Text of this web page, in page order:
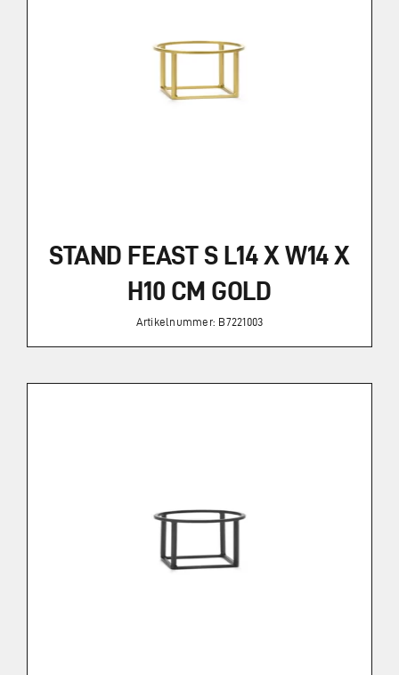
STAND FEAST S L14 X W14 X
H10 CM GOLD
Artikelnummer: B7221003